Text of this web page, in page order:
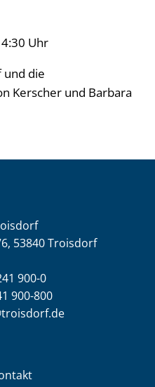
Uhr
und die
Kerscher und Barbara
53840 Troisdorf
900-0
900-800